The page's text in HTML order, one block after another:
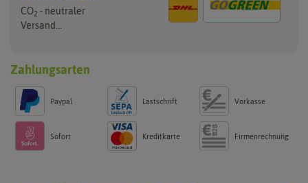
CO2 - neutraler
Versand...
Zahlungsarten
Paypal Lastschrift Vorkasse
Sofort Kreditkarte Firmenrechnung